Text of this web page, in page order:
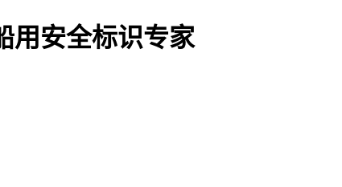
用安全标识专家